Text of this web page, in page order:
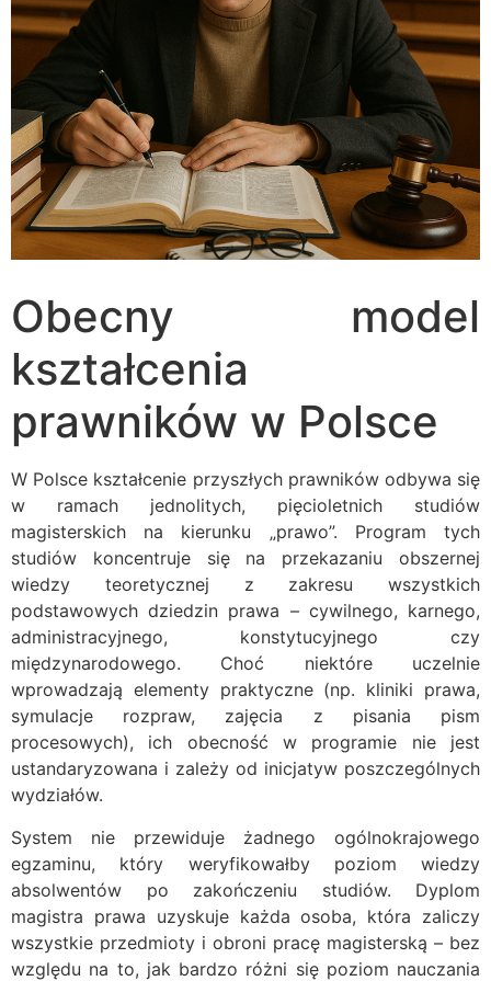
Obecny model
kształcenia
prawników w Polsce
W Polsce kształcenie przyszłych prawników odbywa się
w ramach jednolitych, pięcioletnich studiów
magisterskich na kierunku „prawo”. Program tych
studiów koncentruje się na przekazaniu obszernej
wiedzy teoretycznej z zakresu wszystkich
podstawowych dziedzin prawa – cywilnego, karnego,
administracyjnego, konstytucyjnego czy
międzynarodowego. Choć niektóre uczelnie
wprowadzają elementy praktyczne (np. kliniki prawa,
symulacje rozpraw, zajęcia z pisania pism
procesowych), ich obecność w programie nie jest
ustandaryzowana i zależy od inicjatyw poszczególnych
wydziałów.
System nie przewiduje żadnego ogólnokrajowego
egzaminu, który weryfikowałby poziom wiedzy
absolwentów po zakończeniu studiów. Dyplom
magistra prawa uzyskuje każda osoba, która zaliczy
wszystkie przedmioty i obroni pracę magisterską – bez
względu na to, jak bardzo różni się poziom nauczania